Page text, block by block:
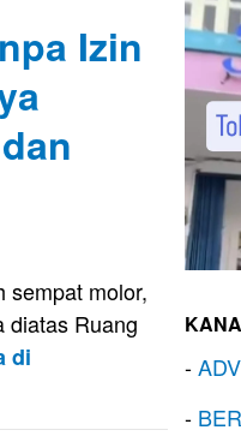
Izin
sempat molor,
diatas Ruang
di
-
-